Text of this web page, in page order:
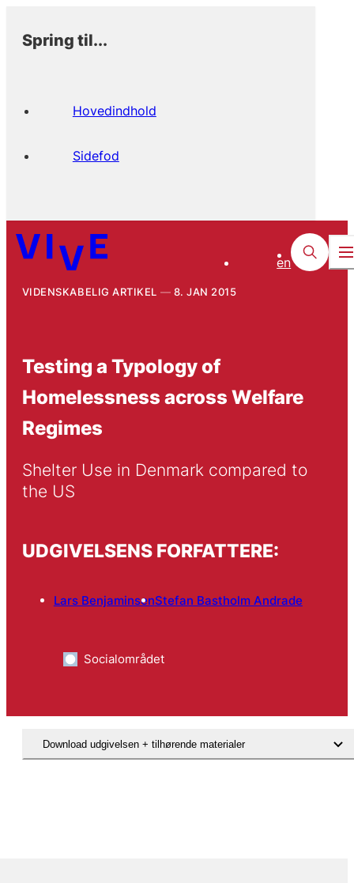
Spring til...
Hovedindhold
Sidefod
en
VIDENSKABELIG ARTIKEL 8. JAN 2015
Testing a Typology of
Homelessness across Welfare
Regimes
Shelter Use in Denmark compared to
the US
UDGIVELSENS FORFATTERE:
Lars BenjaminsenStefan Bastholm Andrade
Socialområdet
Download udgivelsen + tilhørende materialer